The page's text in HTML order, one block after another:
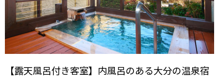
【露天風呂付き客室】内風呂のある大分の温泉宿